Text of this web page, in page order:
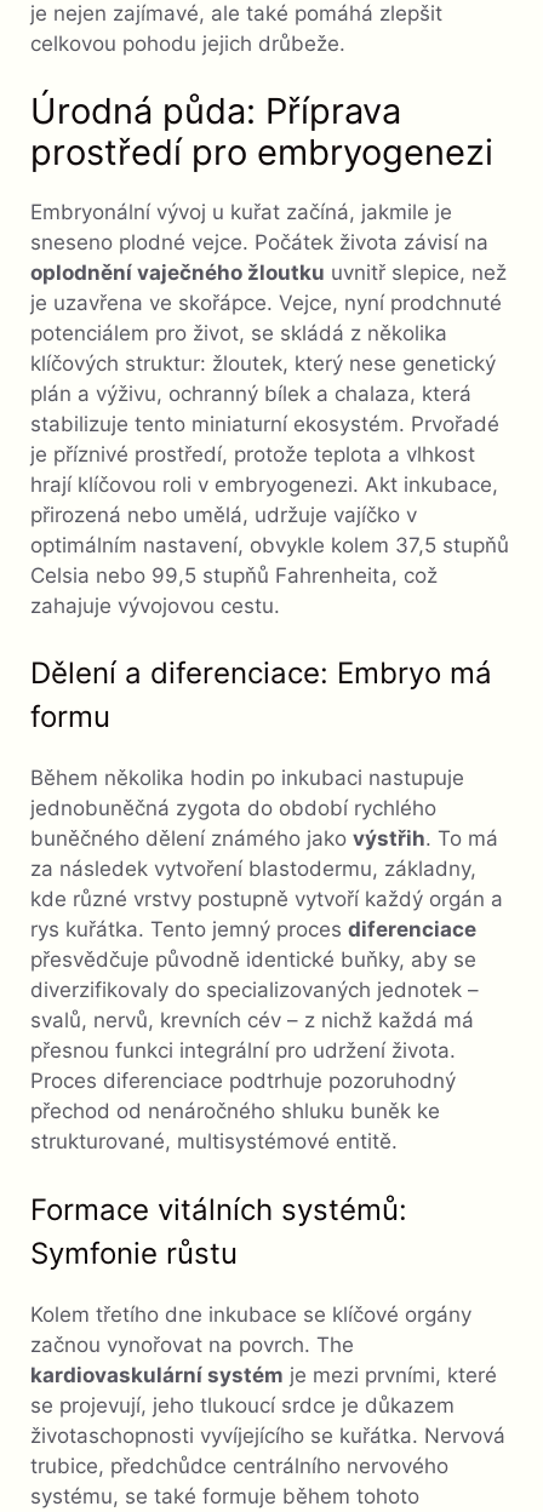
je nejen zajímavé, ale také pomáhá zlepšit
celkovou pohodu jejich drůbeže.
Úrodná půda: Příprava
prostředí pro embryogenezi
Embryonální vývoj u kuřat začíná, jakmile je
sneseno plodné vejce. Počátek života závisí na
oplodnění vaječného žloutku uvnitř slepice, než
je uzavřena ve skořápce. Vejce, nyní prodchnuté
potenciálem pro život, se skládá z několika
klíčových struktur: žloutek, který nese genetický
plán a výživu, ochranný bílek a chalaza, která
stabilizuje tento miniaturní ekosystém. Prvořadé
je příznivé prostředí, protože teplota a vlhkost
hrají klíčovou roli v embryogenezi. Akt inkubace,
přirozená nebo umělá, udržuje vajíčko v
optimálním nastavení, obvykle kolem 37,5 stupňů
Celsia nebo 99,5 stupňů Fahrenheita, což
zahajuje vývojovou cestu.
Dělení a diferenciace: Embryo má
formu
Během několika hodin po inkubaci nastupuje
jednobuněčná zygota do období rychlého
buněčného dělení známého jako výstřih. To má
za následek vytvoření blastodermu, základny,
kde různé vrstvy postupně vytvoří každý orgán a
rys kuřátka. Tento jemný proces diferenciace
přesvědčuje původně identické buňky, aby se
diverzifikovaly do specializovaných jednotek –
svalů, nervů, krevních cév – z nichž každá má
přesnou funkci integrální pro udržení života.
Proces diferenciace podtrhuje pozoruhodný
přechod od nenáročného shluku buněk ke
strukturované, multisystémové entitě.
Formace vitálních systémů:
Symfonie růstu
Kolem třetího dne inkubace se klíčové orgány
začnou vynořovat na povrch. The
kardiovaskulární systém je mezi prvními, které
se projevují, jeho tlukoucí srdce je důkazem
životaschopnosti vyvíjejícího se kuřátka. Nervová
trubice, předchůdce centrálního nervového
systému, se také formuje během tohoto